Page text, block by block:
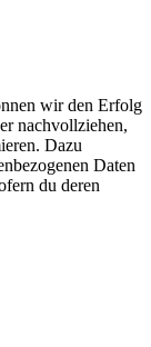
wir den Erfolg
nachvollziehen,
Dazu
Daten
du deren